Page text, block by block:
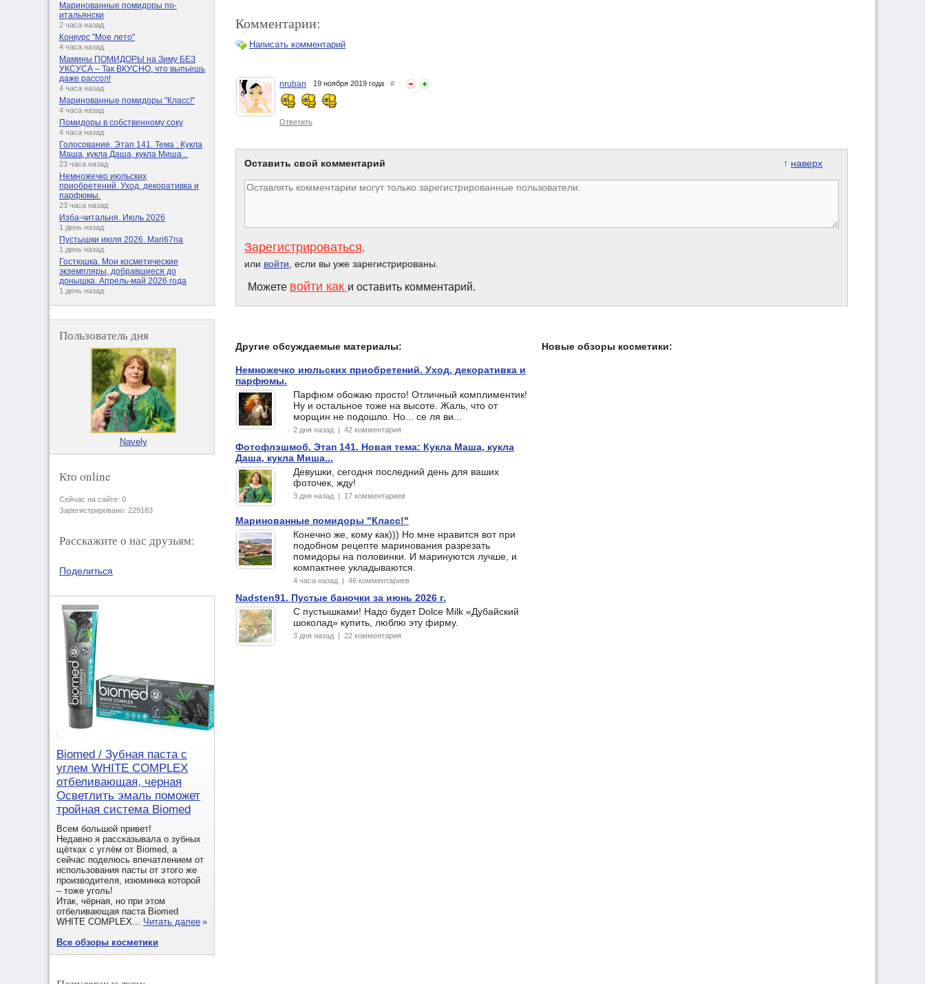
Комментарии:
Написать комментарий
nruban 19 ноября 2019 года #
Ответить
↑ наверх
Оставить свой комментарий
Зарегистрироваться,
или войти , если вы уже зарегистрированы.
Можете войти как и оставить комментарий.
Другие обсуждаемые материалы:
Немножечко июльских приобретений. Уход, декоративка и
парфюмы.
Парфюм обожаю просто! Отличный комплиментик!
Ну и остальное тоже на высоте. Жаль, что от
морщин не подошло. Но... се ля ви...
2 дня назад | 42 комментария
Фотофлэшмоб. Этап 141. Новая тема: Кукла Маша, кукла
Даша, кукла Миша...
Девушки, сегодня последний день для ваших
фоточек, жду!
3 дня назад | 17 комментариев
Маринованные помидоры "Класс!"
Конечно же, кому как))) Но мне нравится вот при
подобном рецепте маринования разрезать
помидоры на половинки. И маринуются лучше, и
компактнее укладываются.
4 часа назад | 46 комментариев
Nadsten91. Пустые баночки за июнь 2026 г.
С пустышками! Надо будет Dolce Milk «Дубайский
шоколад» купить, люблю эту фирму.
3 дня назад | 22 комментария
Новые обзоры косметики:
Маринованные помидоры по-
итальянски
2 часа назад
Конкурс "Мое лето"
4 часа назад
Мамины ПОМИДОРЫ на Зиму БЕЗ
УКСУСА – Так ВКУСНО, что выпьешь
даже рассол!
4 часа назад
Маринованные помидоры "Класс!"
4 часа назад
Помидоры в собственному соку
4 часа назад
Голосование. Этап 141. Тема : Кукла
Маша, кукла Даша, кукла Миша...
23 часа назад
Немножечко июльских
приобретений. Уход, декоративка и
парфюмы.
23 часа назад
Изба-читальня. Июль 2026
1 день назад
Пустышки июля 2026. Mari67na
1 день назад
Гостюшка. Мои косметические
экземпляры, добравшиеся до
донышка. Апрель-май 2026 года
1 день назад
Пользователь дня
Navely
Кто online
Сейчас на сайте: 0
Зарегистрировано: 229183
Расскажите о нас друзьям:
Поделиться
Biomed / Зубная паста с
углем WHITE COMPLEX
отбеливающая, черная
Осветлить эмаль поможет
тройная система Biomed
Всем большой привет!
Недавно я рассказывала о зубных
щётках с углём от Biomed, а
сейчас поделюсь впечатлением от
использования пасты от этого же
производителя, изюминка которой
– тоже уголь!
Итак, чёрная, но при этом
отбеливающая паста Biomed
WHITE COMPLEX... Читать далее »
Все обзоры косметики